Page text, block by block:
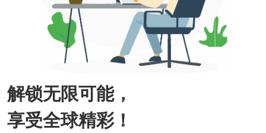
解锁无限可能，
享受全球精彩！